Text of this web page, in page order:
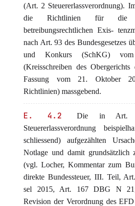
(Art. 2 Steuererlassverordnung).
die Richtlinien für die
betreibungsrechtlichen Exis-
nach Art. 93 des Bundesgesetzes
und Konkurs (SchKG)
(Kreisschreiben des
Fassung vom 21. Oktober
Richtlinien) massgebend.
E. 4.2
Die in Art.
Steuererlassverordnung
schliessend) aufgezählten
Notlage und damit grundsätzlich
(vgl. Locher, Kommentar zum
direkte Bundessteuer, III. Teil,
sel 2015, Art. 167 DBG N 21;
Revision der Verordnung des